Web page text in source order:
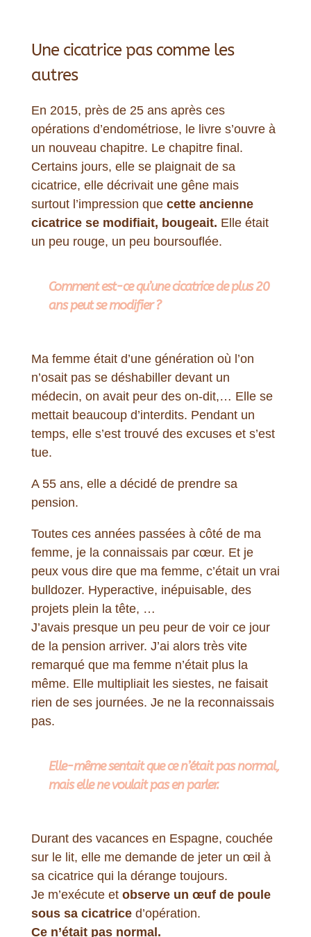
Une cicatrice pas comme les
autres
En 2015, près de 25 ans après ces
opérations d’endométriose, le livre s’ouvre à
un nouveau chapitre. Le chapitre final.
Certains jours, elle se plaignait de sa
cicatrice, elle décrivait une gêne mais
surtout l’impression que cette ancienne
cicatrice se modifiait, bougeait. Elle était
un peu rouge, un peu boursouflée.
Comment est-ce qu’une cicatrice de plus 20
ans peut se modifier ?
Ma femme était d’une génération où l’on
n’osait pas se déshabiller devant un
médecin, on avait peur des on-dit,… Elle se
mettait beaucoup d’interdits. Pendant un
temps, elle s’est trouvé des excuses et s’est
tue.
A 55 ans, elle a décidé de prendre sa
pension.
Toutes ces années passées à côté de ma
femme, je la connaissais par cœur. Et je
peux vous dire que ma femme, c’était un vrai
bulldozer. Hyperactive, inépuisable, des
projets plein la tête, …
J’avais presque un peu peur de voir ce jour
de la pension arriver. J’ai alors très vite
remarqué que ma femme n’était plus la
même. Elle multipliait les siestes, ne faisait
rien de ses journées. Je ne la reconnaissais
pas.
Elle-même sentait que ce n’était pas normal,
mais elle ne voulait pas en parler.
Durant des vacances en Espagne, couchée
sur le lit, elle me demande de jeter un œil à
sa cicatrice qui la dérange toujours.
Je m’exécute et observe un œuf de poule
sous sa cicatriced’opération.
Ce n’était pas normal.